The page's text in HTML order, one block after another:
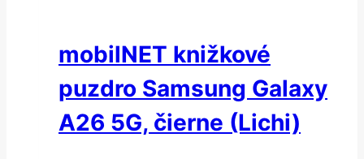
mobilNET knižkové
puzdro Samsung Galaxy
A26 5G, čierne (Lichi)